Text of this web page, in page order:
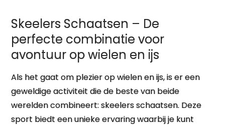
Skeelers Schaatsen – De
perfecte combinatie voor
avontuur op wielen en ijs
Als het gaat om plezier op wielen en ijs, is er een
geweldige activiteit die de beste van beide
werelden combineert: skeelers schaatsen. Deze
sport biedt een unieke ervaring waarbij je kunt